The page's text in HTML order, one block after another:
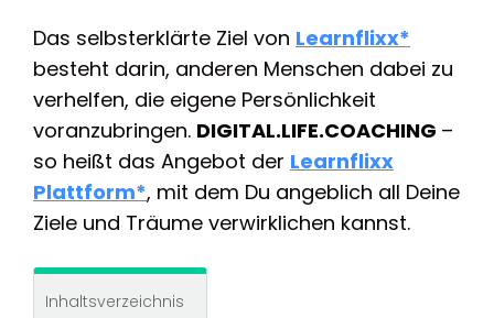
Das selbsterklärte Ziel von Learnflixx*
besteht darin, anderen Menschen dabei zu
verhelfen, die eigene Persönlichkeit
voranzubringen. DIGITAL.LIFE.COACHING –
so heißt das Angebot der Learnflixx
Plattform*, mit dem Du angeblich all Deine
Ziele und Träume verwirklichen kannst.
Inhaltsverzeichnis